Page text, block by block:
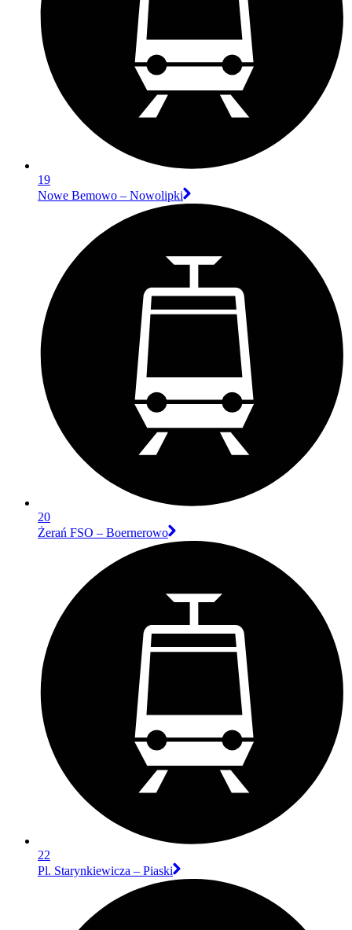
19
Nowe Bemowo – Nowolipki
20
Żerań FSO – Boernerowo
22
Pl. Starynkiewicza – Piaski